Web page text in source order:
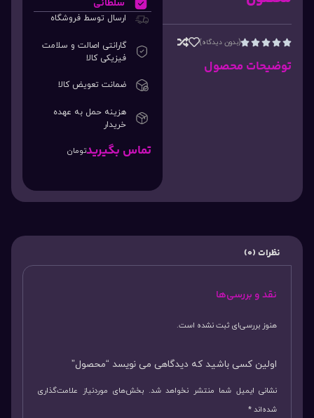




(بدون دیدگاه)
توضیحات محصول
سلطانی
ارسال توسط فروشگاه
گارانتی اصالت و سلامت
فیزیکی کالا
ضمانت تعویض کالا
هزینه حمل به عهده
خریدار
تماس بگیریدتومان
نظرات (0)
نقد و بررسی‌ها
هنوز بررسی‌ای ثبت نشده است.
اولین کسی باشید که دیدگاهی می نویسد “محصول”
نشانی ایمیل شما منتشر نخواهد شد. بخش‌های موردنیاز علامت‌گذاری
شده‌اند*